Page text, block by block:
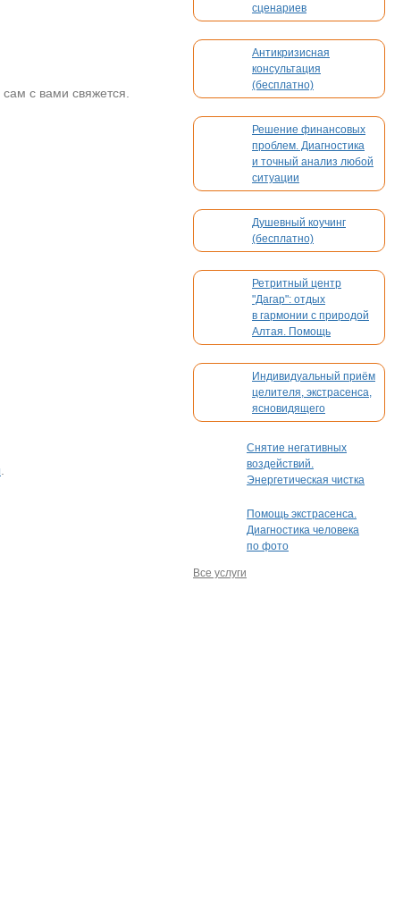
сценариев
Антикризисная
консультация
(бесплатно)
Решение финансовых
проблем. Диагностика
и точный анализ любой
ситуации
Душевный коучинг
(бесплатно)
Ретритный центр
"Дагар": отдых
в гармонии с природой
Алтая. Помощь
в организации вашего
мероприятия
Индивидуальный приём
целителя, экстрасенса,
ясновидящего
Снятие негативных
воздействий.
Энергетическая чистка
Помощь экстрасенса.
Диагностика человека
по фото
Все услуги
сам с вами свяжется.
.